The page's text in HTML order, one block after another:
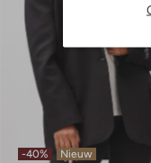
-40% Nieuw